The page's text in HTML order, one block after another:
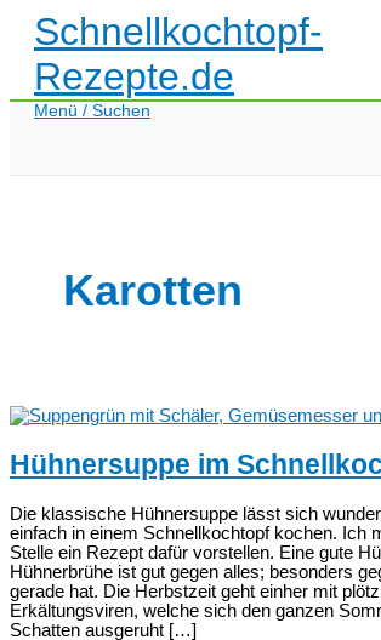
Zum
Inhalt
springen
Schnellkochtopf-
Rezepte.de
Menü / Suchen
Karotten
Hühnersuppe im
Die klassische Hühnersuppe lässt sich
einfach in einem Schnellkochtopf kochen. Ich
Stelle ein Rezept dafür vorstellen. Eine gute
Hühnerbrühe ist gut gegen alles; besonders
gerade hat. Die Herbstzeit geht einher mit
Erkältungsviren, welche sich den ganzen
Schatten ausgeruht […]